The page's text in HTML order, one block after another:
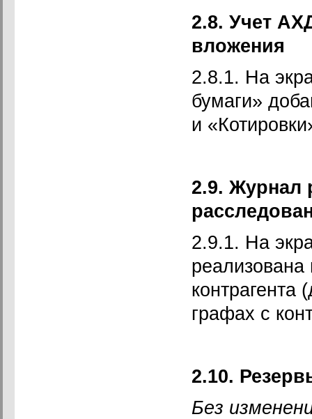
2.8. Учет
вложения
2.8.1. На
бумаги»
и
2.9. Журнал
2.9.1. На
реализована
контрагента
графах с
2.10.
Без